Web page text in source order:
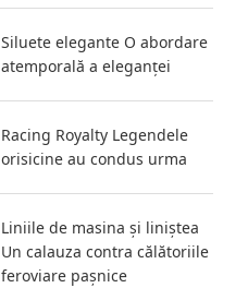
Siluete elegante O abordare
atemporală a eleganței
Racing Royalty Legendele
orisicine au condus urma
Liniile de masina și liniștea
Un calauza contra călătoriile
feroviare pașnice